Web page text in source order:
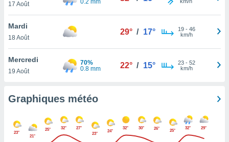
cas,
que
sur le
ne
17 Août
Mardi
18 Août
29° / 17° 19- 46
km/h
Mercredi
19 Août
70%
0.8 mm
22° / 15° 23- 52
km/h
Graphiques météo
23°
21°
25° 32°
27°
23°
24°
32° 30° 26° 25°
32° 29°